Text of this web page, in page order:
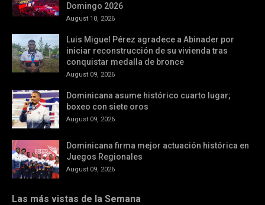
Domingo 2026
August 10, 2026
Luis Miguel Pérez agradece a Abinader por
iniciar reconstrucción de su vivienda tras
conquistar medalla de bronce
August 09, 2026
Dominicana asume histórico cuarto lugar;
boxeo con siete oros
August 09, 2026
Dominicana firma mejor actuación histórica en
Juegos Regionales
August 09, 2026
Las más vistas de la Semana